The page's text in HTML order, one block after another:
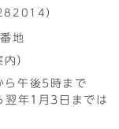
）
地
）
ら午後5時まで
翌年1月3日までは